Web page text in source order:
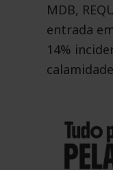
MDB,
entrada
14%